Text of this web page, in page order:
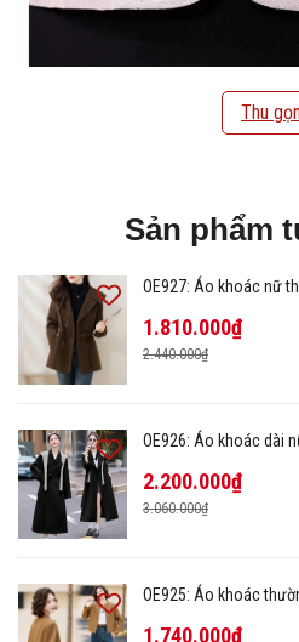
Thu gọn
Sản phẩm
OE927: Áo khoác nữ
1.810.000₫
2.440.000₫
OE926: Áo khoác dài
2.200.000₫
3.060.000₫
OE925: Áo khoác
1.740.000₫